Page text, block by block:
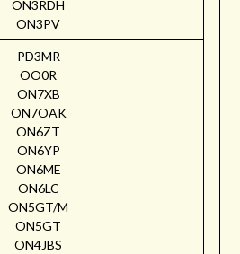
ON3RDH
ON3PV
PD3MR
OO0R
ON7XB
ON7OAK
ON6ZT
ON6YP
ON6ME
ON6LC
ON5GT/M
ON5GT
ON4JBS